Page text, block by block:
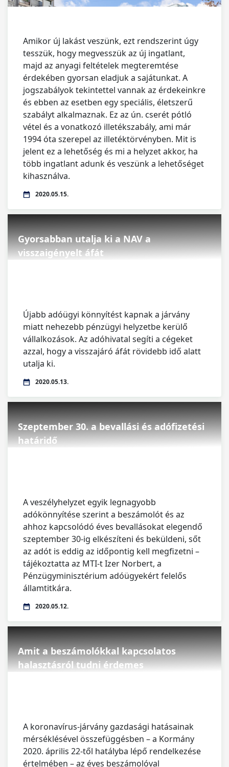
Amikor új lakást veszünk, ezt rendszerint úgy
tesszük, hogy megvesszük az új ingatlant,
majd az anyagi feltételek megteremtése
érdekében gyorsan eladjuk a sajátunkat. A
jogszabályok tekintettel vannak az érdekeinkre
és ebben az esetben egy speciális, életszerű
szabályt alkalmaznak. Ez az ún. cserét pótló
vétel és a vonatkozó illetékszabály, ami már
1994 óta szerepel az illetéktörvényben. Mit is
jelent ez a lehetőség és mi a helyzet akkor, ha
több ingatlant adunk és veszünk a lehetőséget
kihasználva.
2020.05.15.
Gyorsabban utalja ki a NAV a
visszaigényelt áfát
Újabb adóügyi könnyítést kapnak a járvány
miatt nehezebb pénzügyi helyzetbe kerülő
vállalkozások. Az adóhivatal segíti a cégeket
azzal, hogy a visszajáró áfát rövidebb idő alatt
utalja ki.
2020.05.13.
Szeptember 30. a bevallási és adófizetési
határidő
A veszélyhelyzet egyik legnagyobb
adókönnyítése szerint a beszámolót és az
ahhoz kapcsolódó éves bevallásokat elegendő
szeptember 30-ig elkészíteni és beküldeni, sőt
az adót is eddig az időpontig kell megfizetni –
tájékoztatta az MTI-t Izer Norbert, a
Pénzügyminisztérium adóügyekért felelős
államtitkára.
2020.05.12.
Amit a beszámolókkal kapcsolatos
halasztásról tudni érdemes
A koronavírus-járvány gazdasági hatásainak
mérséklésével összefüggésben – a Kormány
2020. április 22-től hatályba lépő rendelkezése
értelmében – az éves beszámolóval